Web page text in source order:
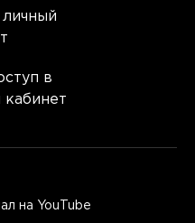
в
кабинет
на YouTube